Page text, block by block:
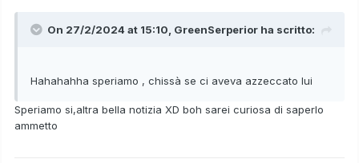
On 27/2/2024 at 15:10, GreenSerperior ha scritto:
Hahahahha speriamo , chissà se ci aveva azzeccato lui
Speriamo si,altra bella notizia XD boh sarei curiosa di saperlo
ammetto